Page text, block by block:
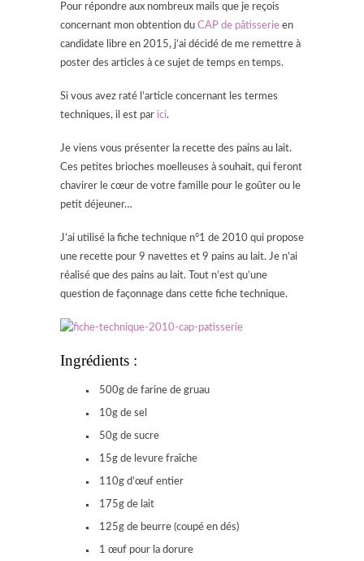
Pour répondre aux nombreux mails que je reçois
concernant mon obtention du CAP de pâtisserie en
candidate libre en 2015, j’ai décidé de me remettre à
poster des articles à ce sujet de temps en temps.
Si vous avez raté l’article concernant les termes
techniques, il est par ici.
Je viens vous présenter la recette des pains au lait.
Ces petites brioches moelleuses à souhait, qui feront
chavirer le cœur de votre famille pour le goûter ou le
petit déjeuner…
J’ai utilisé la fiche technique n°1 de 2010 qui propose
une recette pour 9 navettes et 9 pains au lait. Je n’ai
réalisé que des pains au lait. Tout n’est qu’une
question de façonnage dans cette fiche technique.
Ingrédients :
500g de farine de gruau
10g de sel
50g de sucre
15g de levure fraîche
110g d’œuf entier
175g de lait
125g de beurre (coupé en dés)
1 œuf pour la dorure